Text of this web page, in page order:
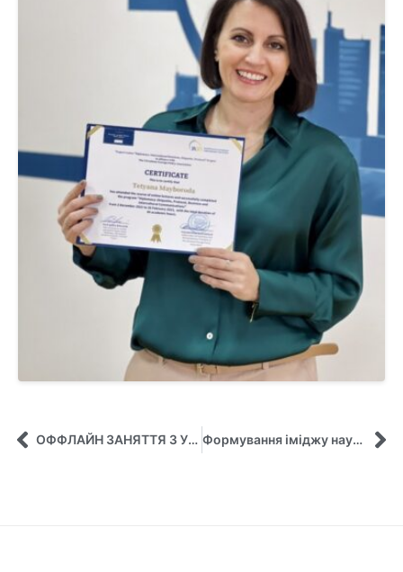
ОФФЛАЙН ЗАНЯТТЯ З УЛЮБЛЕНИМИ СТУДЕНТАМИ-МЕНЕДЖЕРАМИ – РАДІЄМО ЖИВОМУ СПІЛКУВАННЮ! Формування іміджу науковця в науковому середовищі!